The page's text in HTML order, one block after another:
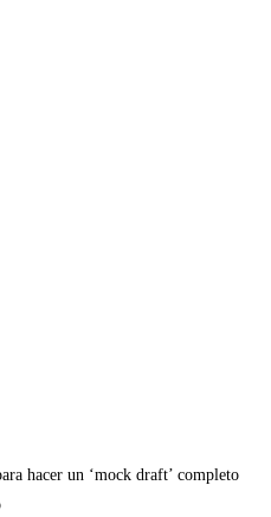
hacer un ‘mock draft’ completo